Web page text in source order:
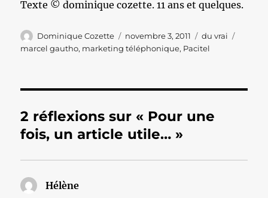
Texte © dominique cozette. 11 ans et quelques.
Auteur
Dominique Cozette
Publié
le
novembre 3, 2011 Catégories
du vrai
marcel gautho, marketing téléphonique, Pacitel
2 réflexions sur « Pour une
fois, un article utile… »
Hélène